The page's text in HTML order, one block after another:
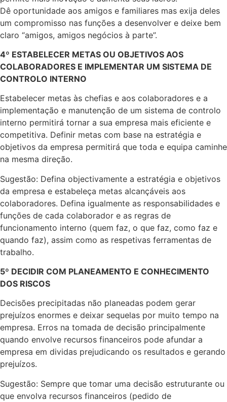
Dê oportunidade aos amigos e familiares mas exija deles
um compromisso nas funções a desenvolver e deixe bem
claro “amigos, amigos negócios à parte”.
4º ESTABELECER METAS OU OBJETIVOS AOS
COLABORADORES E IMPLEMENTAR UM SISTEMA DE
CONTROLO INTERNO
Estabelecer metas às chefias e aos colaboradores e a
implementação e manutenção de um sistema de controlo
interno permitirá tornar a sua empresa mais eficiente e
competitiva. Definir metas com base na estratégia e
objetivos da empresa permitirá que toda e equipa caminhe
na mesma direção.
Sugestão: Defina objectivamente a estratégia e objetivos
da empresa e estabeleça metas alcançáveis aos
colaboradores. Defina igualmente as responsabilidades e
funções de cada colaborador e as regras de
funcionamento interno (quem faz, o que faz, como faz e
quando faz), assim como as respetivas ferramentas de
trabalho.
5º DECIDIR COM PLANEAMENTO E CONHECIMENTO
DOS RISCOS
Decisões precipitadas não planeadas podem gerar
prejuízos enormes e deixar sequelas por muito tempo na
empresa. Erros na tomada de decisão principalmente
quando envolve recursos financeiros pode afundar a
empresa em dividas prejudicando os resultados e gerando
prejuízos.
Sugestão: Sempre que tomar uma decisão estruturante ou
que envolva recursos financeiros (pedido de